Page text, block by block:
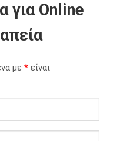
για Online
με * είναι